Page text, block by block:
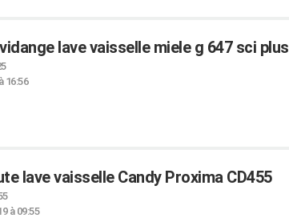
lave vaisselle miele g 647 sci plus
16:56
lave vaisselle Candy Proxima CD455
à 09:55